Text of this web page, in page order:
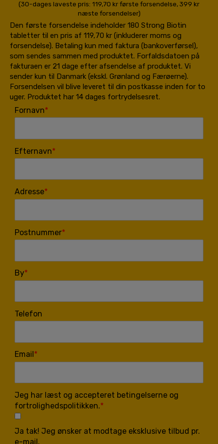
(30-dages laveste pris: 119,70 kr første forsendelse, 399 kr
næste forsendelser)
Den første forsendelse indeholder 180 Strong Biotin
tabletter til en pris af 119,70 kr (inkluderer moms og
forsendelse). Betaling kun med faktura (bankoverførsel),
som sendes sammen med produktet. Forfaldsdatoen på
fakturaen er 21 dage efter afsendelse af produktet. Vi
sender kun til Danmark (ekskl. Grønland og Færøerne).
Forsendelsen vil blive leveret til din postkasse inden for to
uger. Produktet har 14 dages fortrydelsesret.
Fornavn
Efternavn
Adresse
Postnummer
By
Telefon
Email
Jeg har læst og accepteret betingelserne og
fortrolighedspolitikken.
Ja tak! Jeg ønsker at modtage eksklusive tilbud pr.
e-mail.